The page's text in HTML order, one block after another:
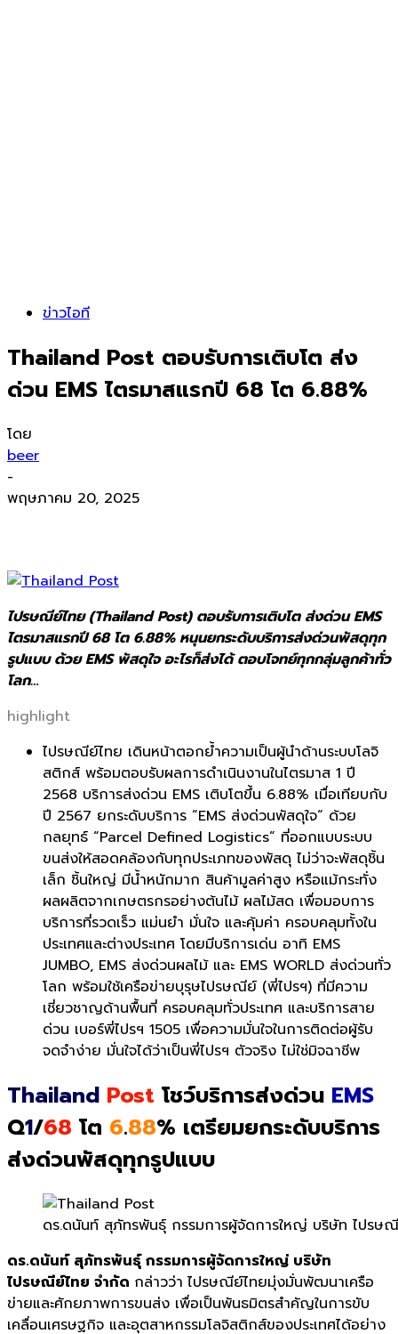
ข่าวไอที
Thailand Post ตอบรับการเติบโต ส่ง
ด่วน EMS ไตรมาสแรกปี 68 โต 6.88%
โดย
beer
-
พฤษภาคม 20, 2025
ไปรษณีย์ไทย (Thailand Post) ตอบรับการเติบโต ส่งด่วน EMS
ไตรมาสแรกปี 68 โต 6.88% หนุนยกระดับบริการส่งด่วนพัสดุทุก
รูปแบบ ด้วย EMS พัสดุใจ อะไรก็ส่งได้ ตอบโจทย์ทุกกลุ่มลูกค้าทั่ว
โลก…
highlight
ไปรษณีย์ไทย เดินหน้าตอกย้ำความเป็นผู้นำด้านระบบโลจิ
สติกส์ พร้อมตอบรับผลการดำเนินงานในไตรมาส 1 ปี
2568 บริการส่งด่วน EMS เติบโตขึ้น 6.88% เมื่อเทียบกับ
ปี 2567 ยกระดับบริการ “EMS ส่งด่วนพัสดุใจ“ ด้วย
กลยุทธ์ “Parcel Defined Logistics” ที่ออกแบบระบบ
ขนส่งให้สอดคล้องกับทุกประเภทของพัสดุ ไม่ว่าจะพัสดุชิ้น
เล็ก ชิ้นใหญ่ มีน้ำหนักมาก สินค้ามูลค่าสูง หรือแม้กระทั่ง
ผลผลิตจากเกษตรกรอย่างต้นไม้ ผลไม้สด เพื่อมอบการ
บริการที่รวดเร็ว แม่นยำ มั่นใจ และคุ้มค่า ครอบคลุมทั้งใน
ประเทศและต่างประเทศ โดยมีบริการเด่น อาทิ EMS
JUMBO, EMS ส่งด่วนผลไม้ และ EMS WORLD ส่งด่วนทั่ว
โลก พร้อมใช้เครือข่ายบุรุษไปรษณีย์ (พี่ไปรฯ) ที่มีความ
เชี่ยวชาญด้านพื้นที่ ครอบคลุมทั่วประเทศ และบริการสาย
ด่วน เบอร์พี่ไปรฯ 1505 เพื่อความมั่นใจในการติดต่อผู้รับ
จดจำง่าย มั่นใจได้ว่าเป็นพี่ไปรฯ ตัวจริง ไม่ใช่มิจฉาชีพ
Thailand Post โชว์บริการส่งด่วน EMS
Q1/68 โต 6.88% เตรียมยกระดับบริการ
ส่งด่วนพัสดุทุกรูปแบบ
ดร.ดนันท์ สุภัทรพันธุ์ กรรมการผู้จัดการใหญ่ บริษัท ไปรษ
ดร.ดนันท์ สุภัทรพันธุ์ กรรมการผู้จัดการใหญ่ บริษัท
ไปรษณีย์ไทย จำกัด กล่าวว่า ไปรษณีย์ไทยมุ่งมั่นพัฒนาเครือ
ข่ายและศักยภาพการขนส่ง เพื่อเป็นพันธมิตรสำคัญในการขับ
เคลื่อนเศรษฐกิจ และอุตสาหกรรมโลจิสติกส์ของประเทศได้อย่าง